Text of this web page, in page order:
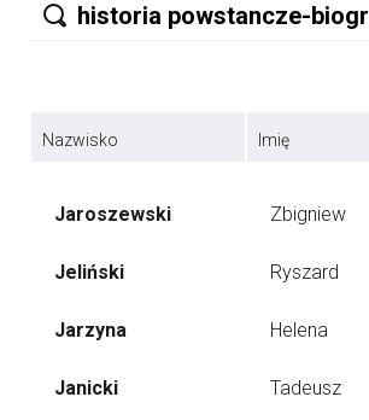
Nazwisko Imię
Jaroszewski Zbigniew
Jeliński Ryszard
Jarzyna Helena
Janicki Tadeusz